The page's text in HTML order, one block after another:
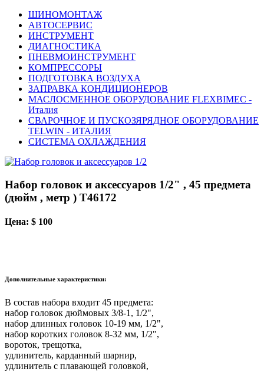
ШИНОМОНТАЖ
АВТОСЕРВИС
ИНСТРУМЕНТ
ДИАГНОСТИКА
ПНЕВМОИНСТРУМЕНТ
КОМПРЕССОРЫ
ПОДГОТОВКА ВОЗДУХА
ЗАПРАВКА КОНДИЦИОНЕРОВ
МАСЛОСМЕННОЕ ОБОРУДОВАНИЕ FLEXBIMEC -
Италия
СВАРОЧНОЕ И ПУСКОЗЯРЯДНОЕ ОБОРУДОВАНИЕ
TELWIN - ИТАЛИЯ
СИСТЕМА ОХЛАЖДЕНИЯ
Набор головок и аксессуаров 1/2" , 45 предмета
(дюйм , метр ) T46172
Цена: $ 100
Дополнительные характеристики:
В состав набора входит 45 предмета:
набор головок дюймовых 3/8-1, 1/2",
набор длинных головок 10-19 мм, 1/2",
набор коротких головок 8-32 мм, 1/2",
вороток, трещотка,
удлинитель, карданный шарнир,
удлинитель с плавающей головкой,